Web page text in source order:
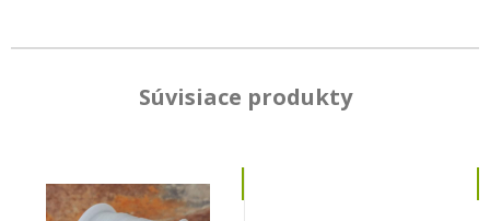
Súvisiace produkty